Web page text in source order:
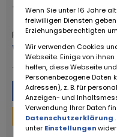
+39 0522 268511
Ruote da Sogno
Více od tohoto
Wenn Sie unter 16 Jahre
freiwilligen Diensten
Erziehungsberechtigten
Wir verwenden Cookies
Webseite. Einige von
helfen, diese Webseite
Personenbezogene Daten
Adressen), z. B. für
Anzeigen- und
Verwendung Ihrer Daten
Datenschutzerklärung
unter Einstellungen